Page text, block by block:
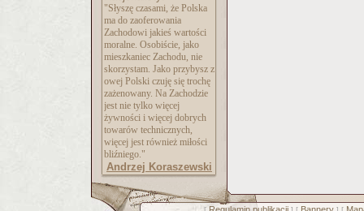
"Słyszę czasami, że Polska
ma do zaoferowania
Zachodowi jakieś wartości
moralne. Osobiście, jako
mieszkaniec Zachodu, nie
skorzystam. Jako przybysz z
owej Polski czuję się trochę
zażenowany. Na Zachodzie
jest nie tylko więcej
żywności i więcej dobrych
towarów technicznych,
więcej jest również miłości
bliźniego."
Andrzej Koraszewski